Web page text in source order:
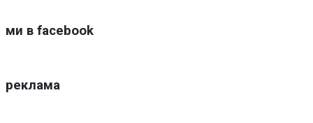
ми в facebook
реклама